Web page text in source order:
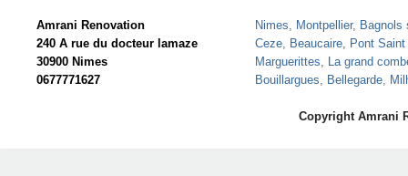
Amrani Renovation
240 A rue du docteur lamaze
30900 Nimes
0677771627
Nimes, Montpellier, Bagnols
Ceze, Beaucaire, Pont
Marguerittes, La grand
Bouillargues, Bellegarde,
Copyright Amrani